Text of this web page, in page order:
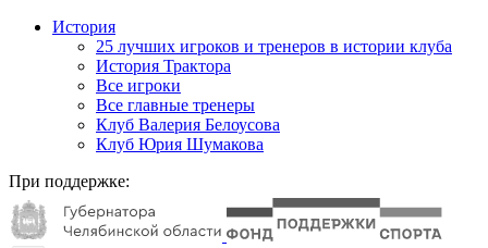
История
25 лучших игроков и тренеров в истории клуба
История Трактора
Все игроки
Все главные тренеры
Клуб Валерия Белоусова
Клуб Юрия Шумакова
При поддержке: